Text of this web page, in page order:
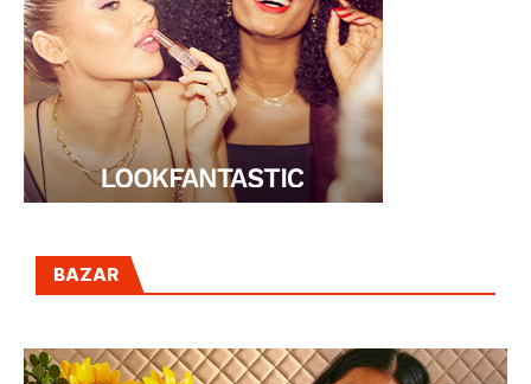
BAZAR